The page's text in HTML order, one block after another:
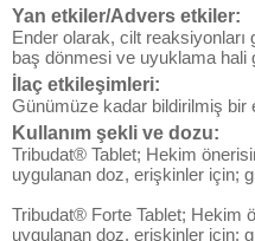
Yan etkiler/Advers etkiler:
Ender olarak, cilt reaksiyonları
baş dönmesi ve uyuklama hali
İlaç etkileşimleri:
Günümüze kadar bildirilmiş bir
Kullanım şekli ve dozu:
Tribudat® Tablet; Hekim
uygulanan doz, erişkinler için;
Tribudat® Forte Tablet; Hekim
uygulanan doz, erişkinler için;